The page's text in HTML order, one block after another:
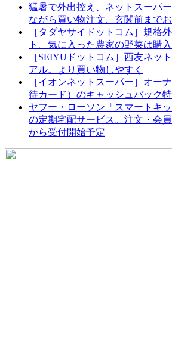
猛暑で外出控え、ネットスーパ
ながら買い物注文、玄関前まで
［タダヤサイドットコム］規格
ト。気に入った農家の野菜は購
［SEIYUドットコム］西友ネッ
アル。より買い物しやすく
［イオンネットスーパー］オー
待カード）のキャッシュバック
ヤフー・ローソン「スマートキ
の定期宅配サービス。注文・会
から受付開始予定